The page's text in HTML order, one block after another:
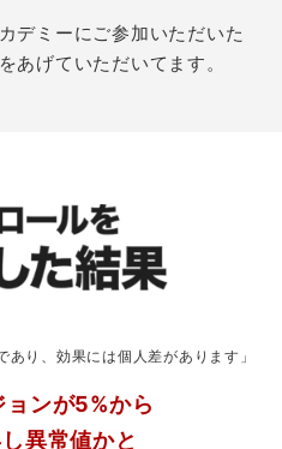
デミーにご参加いただいた
あげていただいてます。
あり、効果には個人差があります」
ョンが5%から
異常値かと